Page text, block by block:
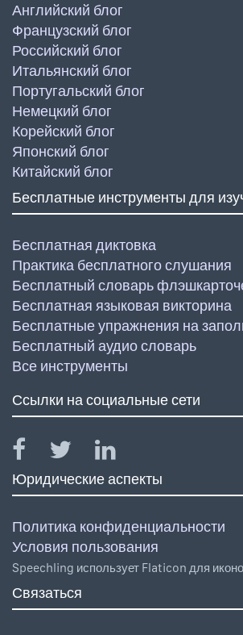
Английский блог
Французский блог
Российский блог
Итальянский блог
Португальский блог
Немецкий блог
Корейский блог
Японский блог
Китайский блог
Бесплатные инструменты для
Бесплатная диктовка
Практика бесплатного слушания
Бесплатный словарь
Бесплатная языковая викторина
Бесплатные упражнения на
Бесплатный аудио словарь
Все инструменты
Ссылки на социальные сети
Юридические аспекты
Политика конфиденциальности
Условия пользования
Speechling использует Flaticon для
Связаться